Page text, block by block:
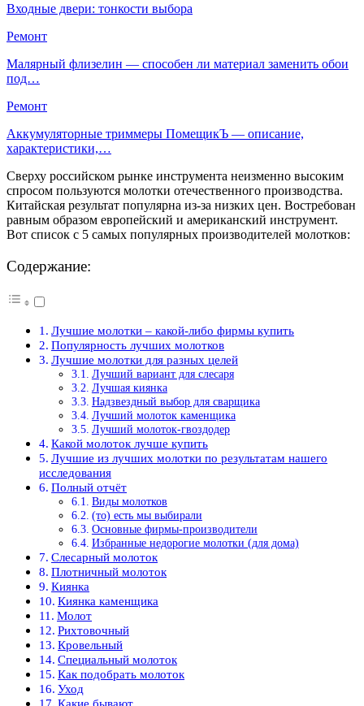
Входные двери: тонкости выбора
Ремонт
Малярный флизелин — способен ли материал заменить обои
под…
Ремонт
Аккумуляторные триммеры ПомещикЪ — описание,
характеристики,…
Сверху российском рынке инструмента неизменно высоким
спросом пользуются молотки отечественного производства.
Китайская результат популярна из-за низких цен. Востребован
равным образом европейский и американский инструмент.
Вот список с 5 самых популярных производителей молотков:
Содержание:
Лучшие молотки – какой-либо фирмы купить
Популярность лучших молотков
Лучшие молотки для разных целей
Лучший вариант для слесаря
Лучшая киянка
Надзвездный выбор для сварщика
Лучший молоток каменщика
Лучший молоток-гвоздодер
Какой молоток лучше купить
Лучшие из лучших молотки по результатам нашего
исследования
Полный отчёт
Виды молотков
(то) есть мы выбирали
Основные фирмы-производители
Избранные недорогие молотки (для дома)
Слесарный молоток
Плотничный молоток
Киянка
Киянка каменщика
Молот
Рихтовочный
Кровельный
Специальный молоток
Как подобрать молоток
Уход